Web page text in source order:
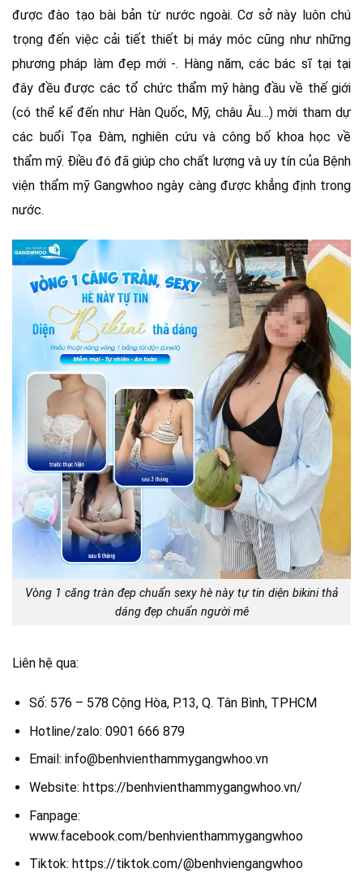
được đào tạo bài bản từ nước ngoài. Cơ sở này luôn chú
trọng đến việc cải tiết thiết bị máy móc cũng như những
phương pháp làm đẹp mới -. Hàng năm, các bác sĩ tại tại
đây đều được các tổ chức thẩm mỹ hàng đầu về thế giới
(có thể kể đến như Hàn Quốc, Mỹ, châu Âu…) mời tham dự
các buổi Tọa Đàm, nghiên cứu và công bố khoa học về
thẩm mỹ. Điều đó đã giúp cho chất lượng và uy tín của Bệnh
viện thẩm mỹ Gangwhoo ngày càng được khẳng định trong
nước.
Vòng 1 căng tràn đẹp chuẩn sexy hè này tự tin diện bikini thả
dáng đẹp chuẩn người mê
Liên hệ qua:
Số: 576 – 578 Cộng Hòa, P.13, Q. Tân Bình, TPHCM
Hotline/zalo: 0901 666 879
Email: info@benhvienthammygangwhoo.vn
Website: https://benhvienthammygangwhoo.vn/
Fanpage:
www.facebook.com/benhvienthammygangwhoo
Tiktok: https://tiktok.com/@benhviengangwhoo